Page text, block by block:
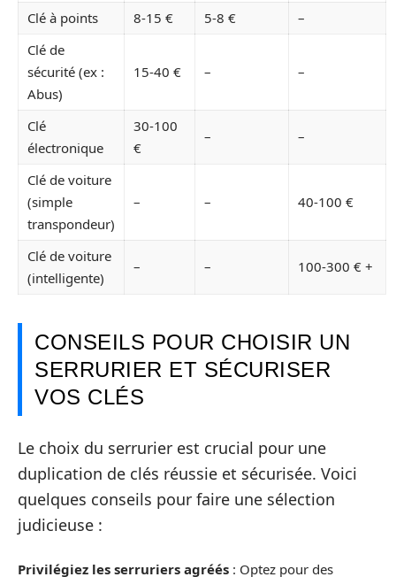
Clé à points 8-15 € 5-8 €
–
Clé de
sécurité (ex :
Abus)
15-40 € – –
Clé
électronique
30-100
€
– –
Clé de voiture
(simple
transpondeur)
– – 40-100 €
Clé de voiture
(intelligente)
– – 100-300 € +
CONSEILS POUR CHOISIR UN
SERRURIER ET SÉCURISER
VOS CLÉS
Le choix du serrurier est crucial pour une
duplication de clés réussie et sécurisée. Voici
quelques conseils pour faire une sélection
judicieuse :
Privilégiez les serruriers agréés : Optez pour des